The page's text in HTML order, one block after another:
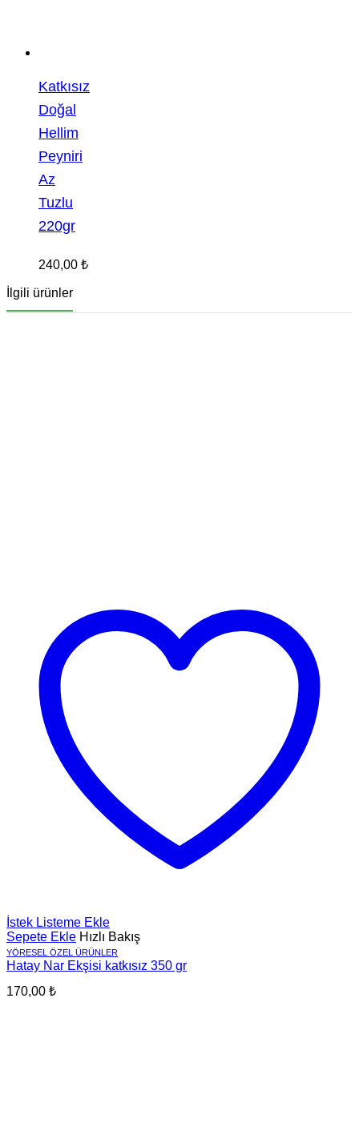
Katkısız
Doğal
Hellim
Peyniri
Az
Tuzlu
220gr
240,00 ₺
İlgili ürünler
İstek Listeme Ekle
Sepete Ekle Hızlı Bakış
YÖRESEL ÖZEL ÜRÜNLER
Hatay Nar Ekşisi katkısız 350 gr
170,00 ₺